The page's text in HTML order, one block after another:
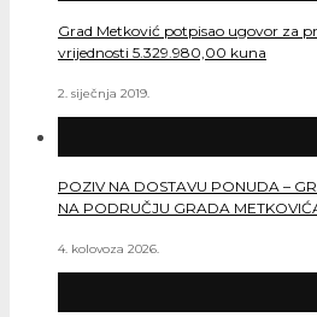
Grad Metković potpisao ugovor za
vrijednosti 5.329.980,00 kuna
2. siječnja 2019.
POZIV NA DOSTAVU PONUDA –
NA PODRUČJU GRADA
4. kolovoza 2026.